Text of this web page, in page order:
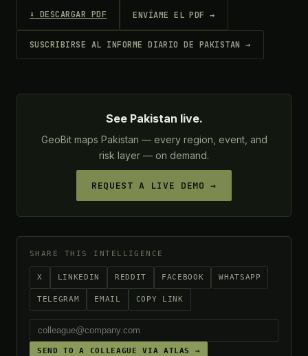
⬇ DESCARGAR PDF ENVÍAME EL PDF →
SUSCRIBIRSE AL INFORME DIARIO DE PAKISTAN →
See Pakistan live.
GeoBit maps Pakistan — every region, event, and
risk layer — on demand.
REQUEST A LIVE DEMO →
SHARE THIS INTELLIGENCE
X LINKEDIN REDDIT FACEBOOK WHATSAPP
TELEGRAM EMAIL COPY LINK
SEND TO A COLLEAGUE VIA ATLAS →